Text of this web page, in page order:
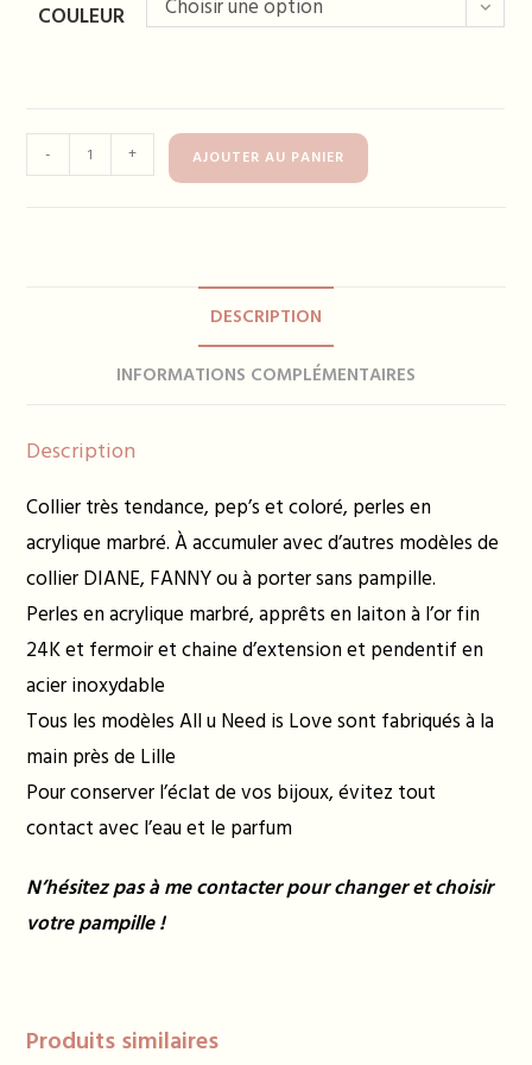
COULEUR Choisir une option
de
- + AJOUTER AU PANIER
DESCRIPTION
INFORMATIONS COMPLÉMENTAIRES
Description
Collier très tendance, pep’s et coloré, perles en
acrylique marbré. À accumuler avec d’autres modèles de
collier DIANE, FANNY ou à porter sans pampille.
Perles en acrylique marbré, apprêts en laiton à l’or fin
24K et fermoir et chaine d’extension et pendentif en
acier inoxydable
Tous les modèles All u Need is Love sont fabriqués à la
main près de Lille
Pour conserver l’éclat de vos bijoux, évitez tout
contact avec l’eau et le parfum
N’hésitez pas à me contacter pour changer et choisir
votre pampille !
Produits similaires